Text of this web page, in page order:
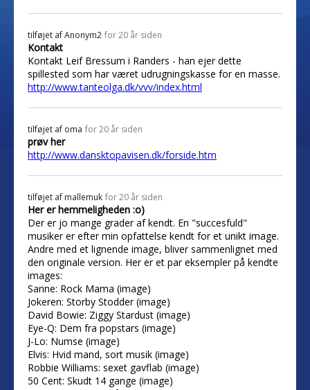
tilføjet afAnonym2 for 20 år siden
Kontakt
Kontakt Leif Bressum i Randers - han ejer dette
spillested som har været udrugningskasse for en masse.
http://www.tanteolga.dk/vvv/index.html
tilføjet af oma for 20 år siden
prøv her
http://www.dansktopavisen.dk/forside.htm
tilføjet af mallemuk for 20 år siden
Her er hemmeligheden :o)
Der er jo mange grader af kendt. En "succesfuld"
musiker er efter min opfattelse kendt for et unikt image.
Andre med et lignende image, bliver sammenlignet med
den originale version. Her er et par eksempler på kendte
images:
Sanne: Rock Mama (image)
Jokeren: Storby Stodder (image)
David Bowie: Ziggy Stardust (image)
Eye-Q: Dem fra popstars (image)
J-Lo: Numse (image)
Elvis: Hvid mand, sort musik (image)
Robbie Williams: sexet gavflab (image)
50 Cent: Skudt 14 gange (image)